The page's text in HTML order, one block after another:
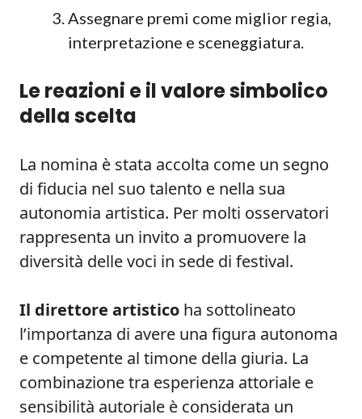
Assegnare premi come miglior regia,
interpretazione e sceneggiatura.
Le reazioni e il valore simbolico
della scelta
La nomina è stata accolta come un segno
di fiducia nel suo talento e nella sua
autonomia artistica. Per molti osservatori
rappresenta un invito a promuovere la
diversità delle voci in sede di festival.
Il direttore artistico ha sottolineato
l’importanza di avere una figura autonoma
e competente al timone della giuria. La
combinazione tra esperienza attoriale e
sensibilità autoriale è considerata un